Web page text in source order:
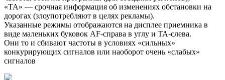
«TA» — срочная информация об изменениях обстановки на
дорогах (злоупотребляют в целях рекламы).
Указанные режимы отображаются на дисплее приемника в
виде маленьких буковок AF-справа в углу и TA-слева.
Они то и сбивают частоты в условиях «сильных»
конкурирующих сигналов или наоборот очень «слабых»
сигналов